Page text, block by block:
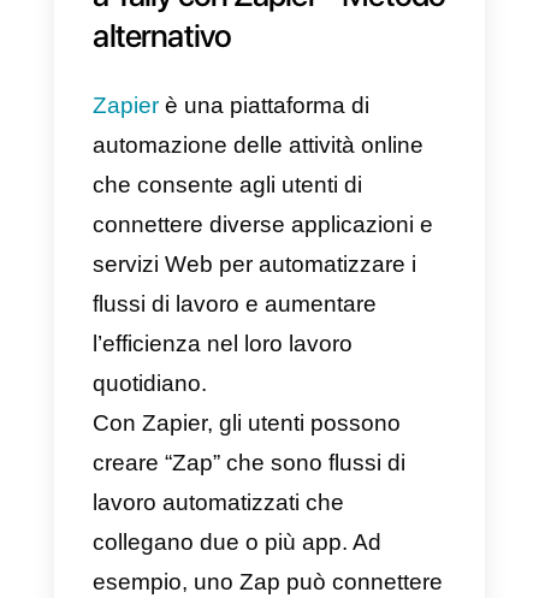
sito web. Ora, ogni volta che una
vede il modulo e risponde alle
domande su di esso, queste
informazioni vengono salvate e
archiviate. Se desideri inviare un
messaggio personalizzato
WhatsApp a ciascun utente che
compila il modulo, puoi avvalerti
dell’integrazione tra Tally e
Callbell tramite l’API.
Ad esempio, puoi creare una